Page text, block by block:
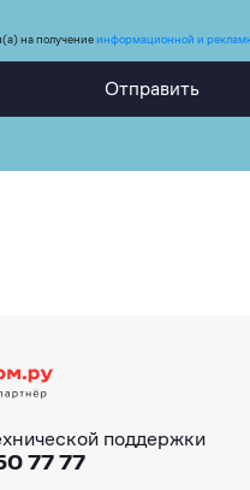
на получениеинформационной и
Отправить
поддержки
77 77